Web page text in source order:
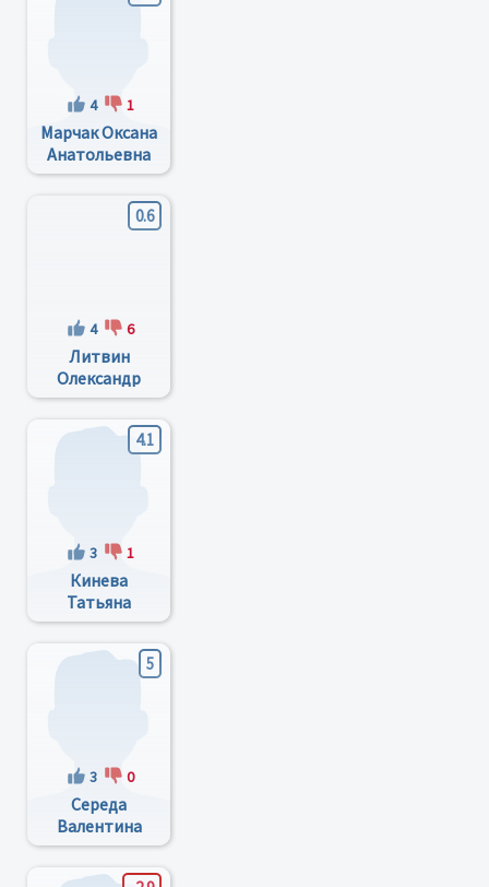
4 1
Марчак Оксана
Анатольевна
0.6
4 6
Литвин
Олександр
Петрович
4.1
3 1
Кинева
Татьяна
Степановна
5
3 0
Середа
Валентина
Ивановна